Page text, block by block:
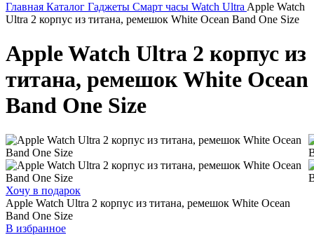
Главная Каталог Гаджеты Смарт часы Watch Ultra Apple Watch
Ultra 2 корпус из титана, ремешок White Ocean Band One Size
Apple Watch Ultra 2 корпус из
титана, ремешок White Ocean
Band One Size
Хочу в подарок
Apple Watch Ultra 2 корпус из титана, ремешок White Ocean
Band One Size
В избранное